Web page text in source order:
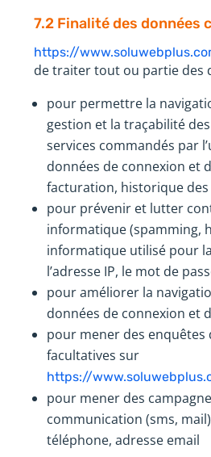
7.2 Finalité des données
https://
de traiter tout ou partie des
pour permettre la
gestion et la traçabilité
services commandés par
données de connexion et
facturation, historique
pour prévenir et lutter
informatique (spamming,
informatique utilisé pour
l’adresse IP, le mot de
pour améliorer la
données de connexion et
pour mener des enquêtes
facultatives sur
https://
pour mener des
communication (sms,
téléphone, adresse email